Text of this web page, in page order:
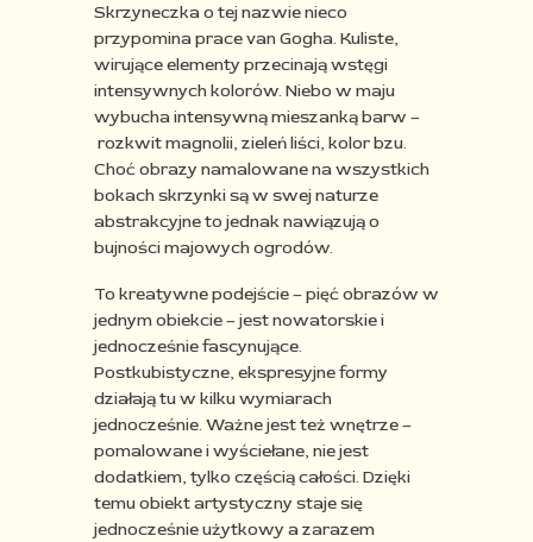
Skrzyneczka o tej nazwie nieco
przypomina prace van Gogha. Kuliste,
wirujące elementy przecinają wstęgi
intensywnych kolorów. Niebo w maju
wybucha intensywną mieszanką barw –
rozkwit magnolii, zieleń liści, kolor bzu.
Choć obrazy namalowane na wszystkich
bokach skrzynki są w swej naturze
abstrakcyjne to jednak nawiązują o
bujności majowych ogrodów.
To kreatywne podejście – pięć obrazów w
jednym obiekcie – jest nowatorskie i
jednocześnie fascynujące.
Postkubistyczne, ekspresyjne formy
działają tu w kilku wymiarach
jednocześnie. Ważne jest też wnętrze –
pomalowane i wyściełane, nie jest
dodatkiem, tylko częścią całości. Dzięki
temu obiekt artystyczny staje się
jednocześnie użytkowy a zarazem